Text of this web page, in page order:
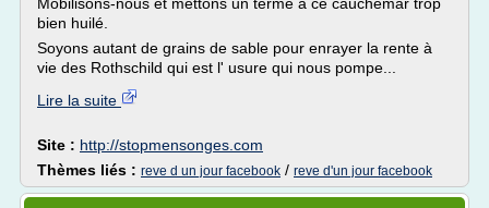
bien huilé.
Soyons autant de grains de sable pour enrayer la rente à
vie des Rothschild qui est l' usure qui nous pompe...
Lire la suite
Site : http://stopmensonges.com
Thèmes liés : reve d un jour facebook / reve d'un jour facebook